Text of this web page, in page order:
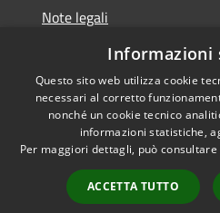
Note legali
Dichiarazione di accessibilità
Accessibilità
Informazioni
Questo sito web utilizza cookie
necessari al corretto
nonché un cookie tecnico
informazioni statistiche,
Per maggiori dettagli, può
ACCETTA TUTTO